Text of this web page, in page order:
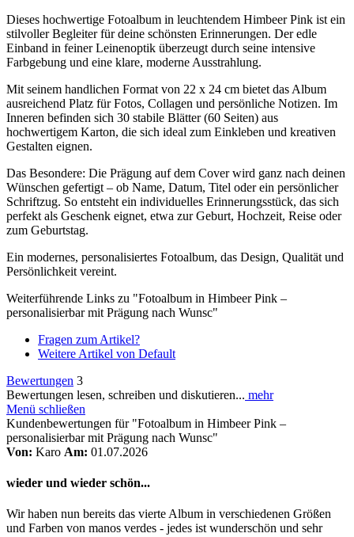
Dieses hochwertige Fotoalbum in leuchtendem Himbeer Pink ist ein
stilvoller Begleiter für deine schönsten Erinnerungen. Der edle
Einband in feiner Leinenoptik überzeugt durch seine intensive
Farbgebung und eine klare, moderne Ausstrahlung.
Mit seinem handlichen Format von 22 x 24 cm bietet das Album
ausreichend Platz für Fotos, Collagen und persönliche Notizen. Im
Inneren befinden sich 30 stabile Blätter (60 Seiten) aus
hochwertigem Karton, die sich ideal zum Einkleben und kreativen
Gestalten eignen.
Das Besondere: Die Prägung auf dem Cover wird ganz nach deinen
Wünschen gefertigt – ob Name, Datum, Titel oder ein persönlicher
Schriftzug. So entsteht ein individuelles Erinnerungsstück, das sich
perfekt als Geschenk eignet, etwa zur Geburt, Hochzeit, Reise oder
zum Geburtstag.
Ein modernes, personalisiertes Fotoalbum, das Design, Qualität und
Persönlichkeit vereint.
Weiterführende Links zu "Fotoalbum in Himbeer Pink –
personalisierbar mit Prägung nach Wunsc"
Fragen zum Artikel?
Weitere Artikel von Default
Bewertungen 3
Bewertungen lesen, schreiben und diskutieren... mehr
Menü schließen
Kundenbewertungen für "Fotoalbum in Himbeer Pink –
personalisierbar mit Prägung nach Wunsc"
Von: Karo Am: 01.07.2026
wieder und wieder schön...
Wir haben nun bereits das vierte Album in verschiedenen Größen
und Farben von manos verdes - jedes ist wunderschön und sehr